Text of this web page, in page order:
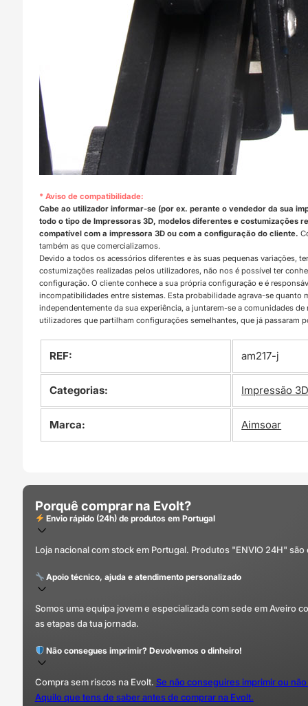
* Aviso de compatibilidade:
Cabe ao utilizador informar-se (por ex. perante o vendedor da sua
todo o tipo de Impressoras 3D, modelos diferentes e costumizações
compatível com a impressora 3D ou com a configuração do cliente.
também as que comercializamos.
Devido a todos os acessórios diferentes e às suas pequenas variações,
costumizações realizadas pelos utilizadores, não nos é possível ter
configuração. O cliente conhece a sua própria configuração e é
incompatibilidades entre sistemas. Esta probabilidade agrava-se
independentemente da sua experiência, a juntarem-se a comunidades
utilizadores que partilham configurações semelhantes, que já passaram
REF: am217-j
Categorias: Impressão 3D
Marca: Aimsoar
Porquê comprar na Evolt?
Envio rápido (24h) de produtos em Portugal
Loja nacional com stock em Portugal. Produtos "ENVIO 24H"
Apoio técnico, ajuda e atendimento personalizado
Somos uma equipa jovem e especializada com sede em Aveiro
as etapas da tua jornada.
Não consegues imprimir? Devolvemos o dinheiro!
Compra sem riscos na Evolt. Se não conseguires imprimir ou
Aquilo que tens de saber antes de comprar na Evolt.